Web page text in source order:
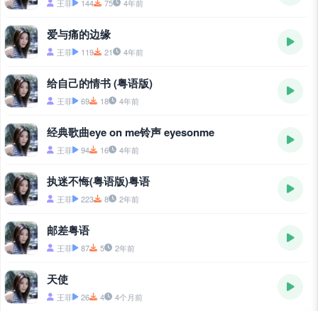
王菲 144 75 4年前
爱与痛的边缘
王菲 119 21 4年前
给自己的情书 (粤语版)
王菲 69 18 4年前
经典歌曲eye on me铃声 eyesonme
王菲 94 16 4年前
执迷不悔(粤语版)粤语
王菲 223 8 2年前
邮差粤语
王菲 87 5 2年前
天使
王菲 26 4 4个月前